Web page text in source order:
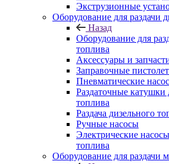
Экструзионные
Оборудование для раздачи
Назад
Оборудование для
топлива
Аксессуары и
Заправочные
Пневматические
Раздаточные катушки
топлива
Раздача дизельного
Ручные насосы
Электрические
топлива
Оборудование для раздачи